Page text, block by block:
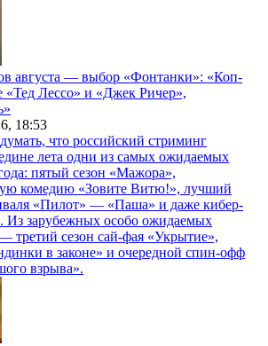
августа — выбор «Фонтанки»: «Коп-
«Тед Лессо» и «Джек Ричер»,
18:53
что российский стриминг
лета одни из самых ожидаемых
пятый сезон «Мажора»,
комедию «Зовите Витю!», лучший
«Пилот» — «Паша» и даже кибер-
Из зарубежных особо ожидаемых
третий сезон сай-фая «Укрытие»,
в законе» и очередной спин-офф
взрыва».